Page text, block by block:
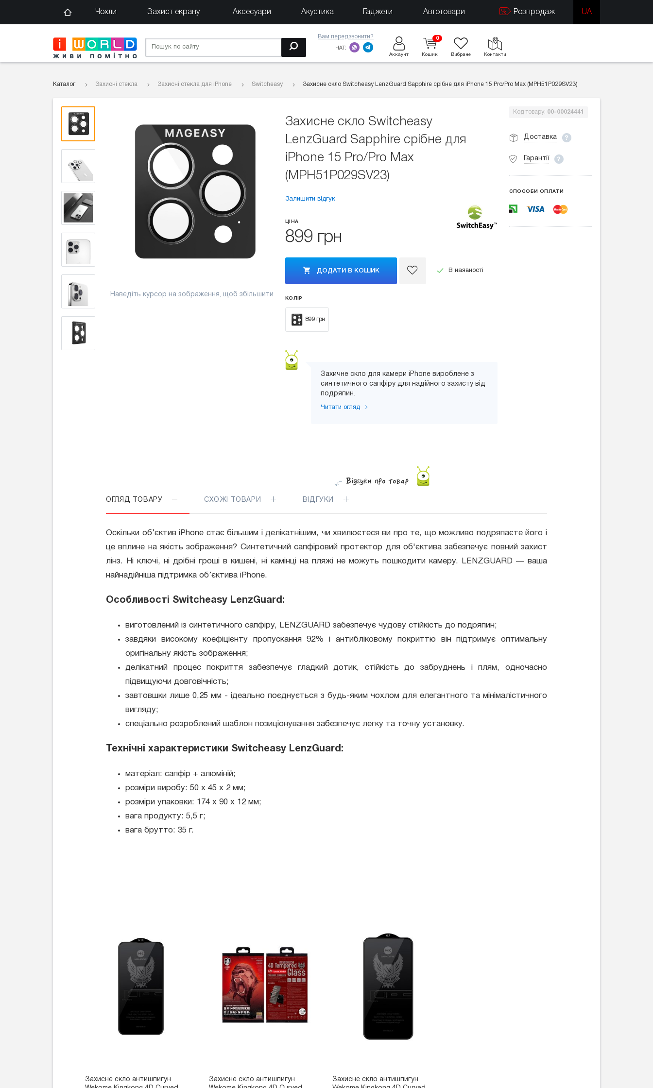
Чохли Захист екрану Аксесуари Акустика Гаджети Автотовари Розпродаж UA
Вам передзвонити?
ЧАТ:
Аккаунт
0
Кошик Вибране Контакти
Каталог Захисні стекла Захисні стекла для iPhone Switcheasy Захисне скло Switcheasy LenzGuard Sapphire срібне для iPhone 15 Pro/Pro Max (MPH51P029SV23)
Наведіть курсор на зображення, щоб збільшити
Захисне скло Switcheasy
LenzGuard Sapphire срібне для
iPhone 15 Pro/Pro Max
(MPH51P029SV23)
Залишити відгук
ЦІНА
899 грн
ДОДАТИ В КОШИК В наявності
КОЛІР
899 грн
Захичне скло для камери iPhone вироблене з
синтетичного сапфіру для надійного захисту від
подряпин.
Читати огляд
Код товару: 00-00024441
Доставка
Гарантії
СПОСОБИ ОПЛАТИ
ОГЛЯД ТОВАРУ СХОЖІ ТОВАРИ ВІДГУКИ
Оскільки об’єктив iPhone стає більшим і делікатнішим, чи хвилюєтеся ви про те, що можливо подряпаєте його і
це вплине на якість зображення? Синтетичний сапфіровий протектор для об'єктива забезпечує повний захист
лінз. Ні ключі, ні дрібні гроші в кишені, ні камінці на пляжі не можуть пошкодити камеру. LENZGUARD — ваша
найнадійніша підтримка об’єктива iPhone.
Особливості Switcheasy LenzGuard:
виготовлений із синтетичного сапфіру, LENZGUARD забезпечує чудову стійкість до подряпин;
завдяки високому коефіцієнту пропускання 92% і антибліковому покриттю він підтримує оптимальну
оригінальну якість зображення;
делікатний процес покриття забезпечує гладкий дотик, стійкість до забруднень і плям, одночасно
підвищуючи довговічність;
завтовшки лише 0,25 мм - ідеально поєднується з будь-яким чохлом для елегантного та мінімалістичного
вигляду;
спеціально розроблений шаблон позиціонування забезпечує легку та точну установку.
Технічні характеристики Switcheasy LenzGuard:
матеріал: сапфір + алюміній;
розміри виробу: 50 x 45 x 2 мм;
розміри упаковки: 174 x 90 x 12 мм;
вага продукту: 5,5 г;
вага брутто: 35 г.
Захисне скло антишпигун
Захисне скло антишпигун
Захисне скло антишпигун